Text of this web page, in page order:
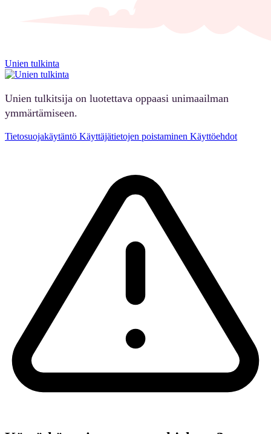
Unien tulkinta
Unien tulkitsija on luotettava oppaasi unimaailman
ymmärtämiseen.
Tietosuojakäytäntö Käyttäjätietojen poistaminen Käyttöehdot